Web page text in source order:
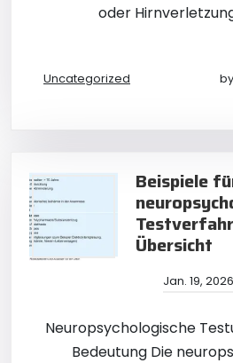
oder
Uncategorized by
Beispiele
Übersicht
Jan. 19, 2026
Neuropsychologische
Bedeutung Die